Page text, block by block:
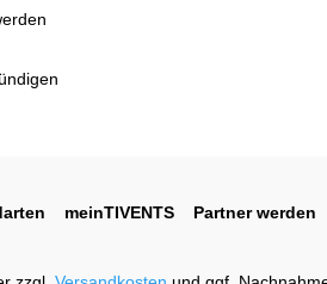
meinTIVENTS Partner werden